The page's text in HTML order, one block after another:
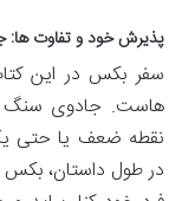
پذیرش خود و تفاوت ها:
سفر بکس در این
هاست. جادوی سنگ
نقطه ضعف یا حتی یک
در طول داستان، بکس